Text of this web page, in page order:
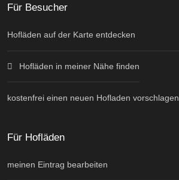
Für Besucher
Hofläden auf der Karte entdecken
Hofläden in meiner Nähe finden
kostenfrei einen neuen Hofladen vorschlagen
Für Hofläden
meinen Eintrag bearbeiten